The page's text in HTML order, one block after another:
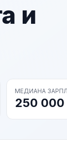
и
МЕДИАНА
250